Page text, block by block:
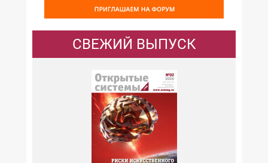
СВЕЖИЙ ВЫПУСК